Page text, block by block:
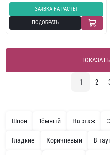
ЗАЯВКА НА РАСЧЕТ
ПОДОБРАТЬ
1 2
Шпон Тёмный На этаж
Гладкие Коричневый В